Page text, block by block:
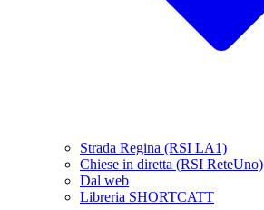
Strada Regina (RSI LA1)
Chiese in diretta (RSI ReteUno)
Dal web
Libreria SHORTCATT